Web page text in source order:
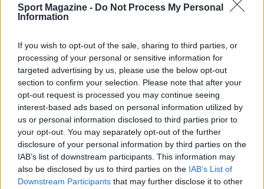
Sport Magazine - Do Not Process My Personal
Information
If you wish to opt-out of the sale, sharing to third parties, or
processing of your personal or sensitive information for
targeted advertising by us, please use the below opt-out
section to confirm your selection. Please note that after your
opt-out request is processed you may continue seeing
interest-based ads based on personal information utilized by
us or personal information disclosed to third parties prior to
your opt-out. You may separately opt-out of the further
disclosure of your personal information by third parties on the
IAB’s list of downstream participants. This information may
also be disclosed by us to third parties on the IAB’s List of
Downstream Participants that may further disclose it to other
AUTORE
Redazione Sportmagazine